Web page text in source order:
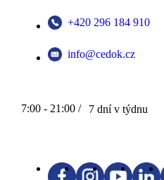
+420 296 184 910
info@cedok.cz
7:00 - 21:00 / 7 dní v týdnu